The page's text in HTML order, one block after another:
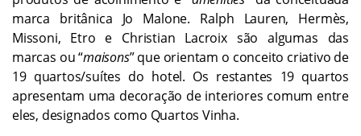
marca britânica Jo Malone. Ralph Lauren, Hermès,
Missoni, Etro e Christian Lacroix são algumas das
marcas ou “maisons” que orientam o conceito criativo de
19 quartos/suítes do hotel. Os restantes 19 quartos
apresentam uma decoração de interiores comum entre
eles, designados como Quartos Vinha.